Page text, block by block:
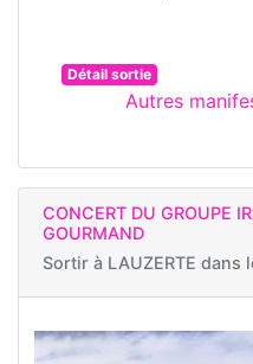
Détail sortie
Autres
CONCERT DU GROUPE
GOURMAND
Sortir à LAUZERTE dans